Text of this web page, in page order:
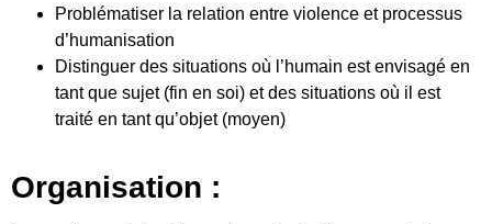
Problématiser la relation entre violence et processus
d’humanisation
Distinguer des situations où l’humain est envisagé en
tant que sujet (fin en soi) et des situations où il est
traité en tant qu’objet (moyen)
Organisation :